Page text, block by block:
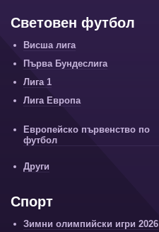
Световен футбол
Висша лига
Първа Бундеслига
Лига 1
Лига Европа
Европейско първенство по
футбол
Други
Спорт
Зимни олимпийски игри 2026